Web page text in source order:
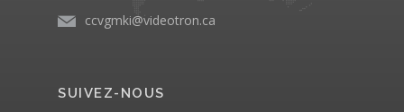
ccvgmki@videotron.ca
SUIVEZ-NOUS